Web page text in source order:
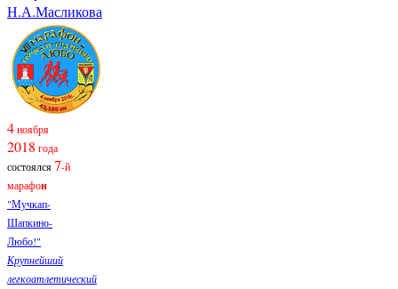
Н.А.Масликова
4ноября
2018 года
состоялся7-й
марафон
"Мучкап-
Шапкино-
Любо!"
Крупнейший
легкоатлетический